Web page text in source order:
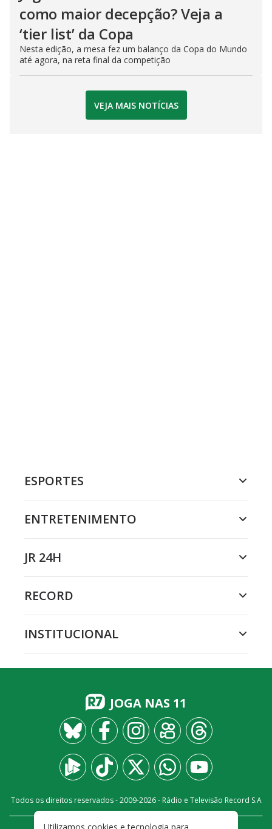
como maior decepção? Veja a
‘tier list’ da Copa
Nesta edição, a mesa fez um balanço da Copa do Mundo
até agora, na reta final da competição
VEJA MAIS NOTÍCIAS
ESPORTES
ENTRETENIMENTO
JR 24H
RECORD
INSTITUCIONAL
JOGA NAS 11
Todos os direitos reservados - 2009-2026- Rádio e Televisão Record S.A